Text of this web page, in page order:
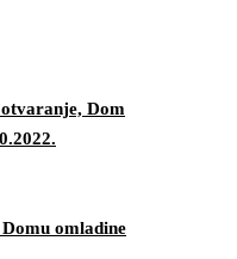
Dom
omladine